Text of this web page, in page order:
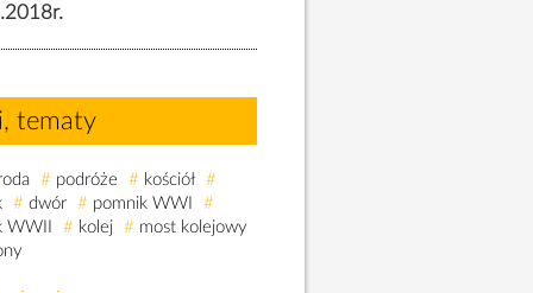
tematy
# podróże # kościół #
# dwór # pomnik WWI
#
WWII
# kolej # most kolejowy